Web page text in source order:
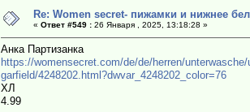
Re: Women secret- пижамки и нижнее
« Ответ #549 :26 Января , 2025, 13:18:28 »
Анка Партизанка
https://womensecret.com/de/de/herren/
garfield/4248202.html?dwvar_4248202_color=76
ХЛ
4.99